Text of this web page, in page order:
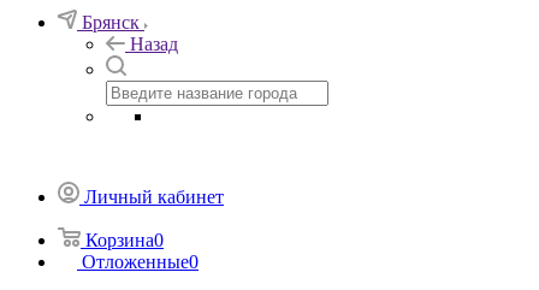
Брянск
Назад
Личный кабинет
Корзина0
Отложенные0